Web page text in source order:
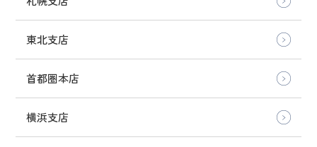
東北支店
首都圏本店
横浜支店